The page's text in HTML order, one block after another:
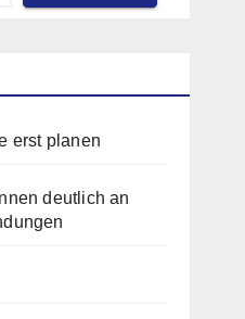
erst planen
deutlich an